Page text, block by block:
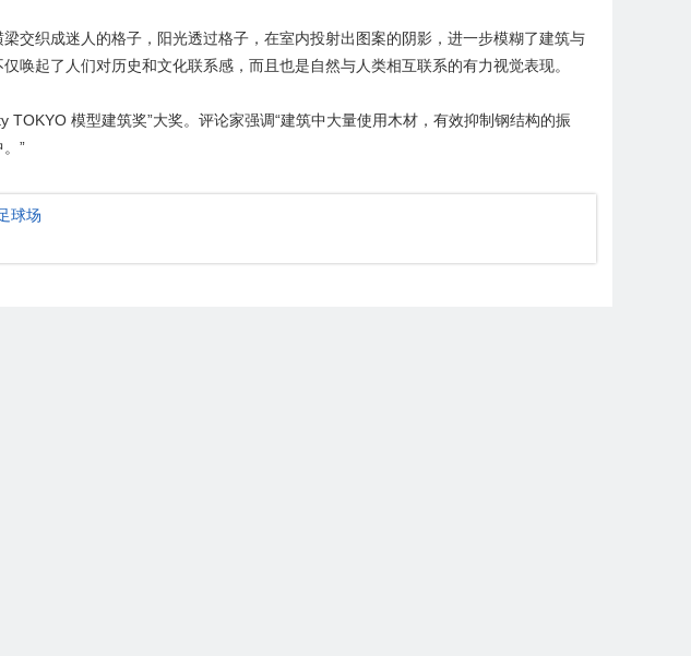
交织成迷人的格子，阳光透过格子，在室内投射出图案的阴影，进一步模糊了建筑与
唤起了人们对历史和文化联系感，而且也是自然与人类相互联系的有力视觉表现。
TOKYO 模型建筑奖”大奖。评论家强调“建筑中大量使用木材，有效抑制钢结构的振
”
球场